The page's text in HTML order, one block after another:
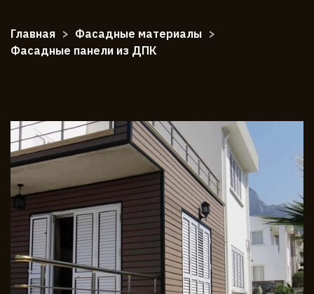
Главная
Фасадные материалы
Фасадные панели из ДПК